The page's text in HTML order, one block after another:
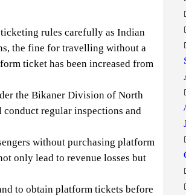
rules carefully as Indian
the fine for travelling without a
ticket has been increased from
the Bikaner Division of North
regular inspections and
without purchasing platform
only lead to revenue losses but
to obtain platform tickets before